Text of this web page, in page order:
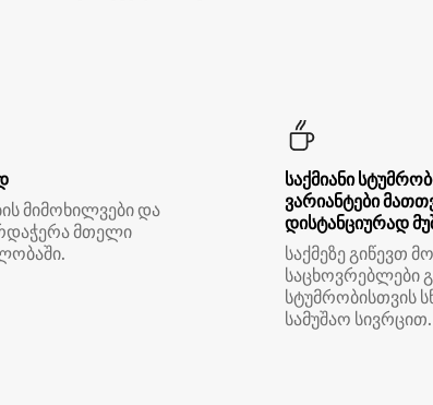
მიმოხილვები და
მთელი
საქმიანი
ვარიანტები
დისტანციურად
საქმეზე გიწევთ
საცხოვრებლები
სტუმრობისთვის
სამუშაო სივრცით.